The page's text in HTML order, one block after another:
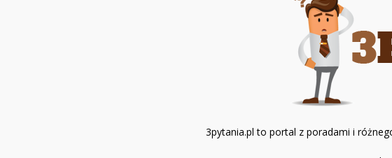
3pytania.pl to portal z poradami i